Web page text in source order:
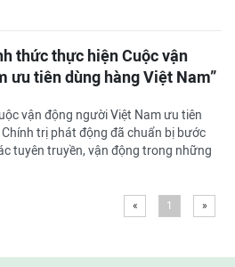
thức thực hiện Cuộc vận
ưu tiên dùng hàng Việt Nam”
vận động người Việt Nam ưu tiên
trị phát động đã chuẩn bị bước
tuyên truyền, vận động trong những
« 1 »